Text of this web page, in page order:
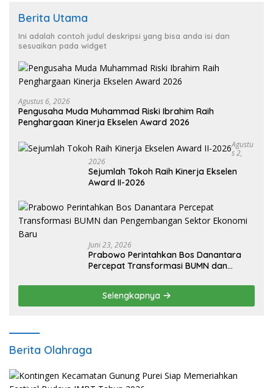
Berita Utama
Ini adalah contoh judul deskripsi yang bisa anda isi dan
sesuaikan pada widget
Agustus 6, 2026
Pengusaha Muda Muhammad Riski Ibrahim Raih
Penghargaan Kinerja Ekselen Award 2026
Agustu
S 2,
2026
Sejumlah Tokoh Raih Kinerja Ekselen
Award II-2026
Juni 23, 2026
Prabowo Perintahkan Bos Danantara
Percepat Transformasi BUMN dan
Selengkapnya
Berita Olahraga